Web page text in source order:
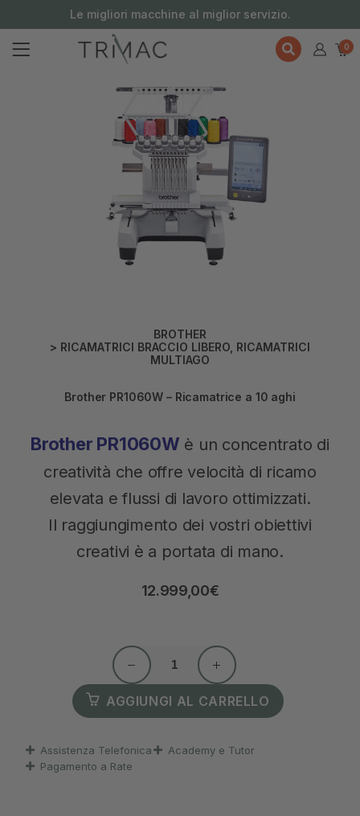
Le migliori macchine al miglior servizio.
0
BROTHER
> RICAMATRICI BRACCIO LIBERO RICAMATRICI
MULTIAGO
Brother PR1060W – Ricamatrice a 10 aghi
Brother PR1060W è un concentrato di
creatività che offre velocità di ricamo
elevata e flussi di lavoro ottimizzati.
Il raggiungimento dei vostri obiettivi
creativi è a portata di mano.
12.999,00€
AGGIUNGI AL CARRELLO
Assistenza Telefonica
Academy e Tutor
Pagamento a Rate